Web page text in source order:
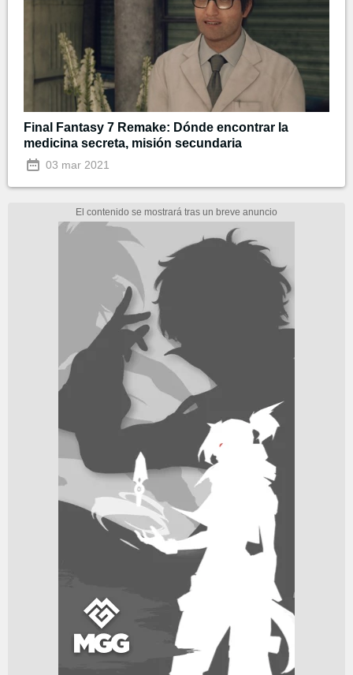
Final Fantasy 7 Remake: Dónde encontrar la
medicina secreta, misión secundaria
03 mar 2021